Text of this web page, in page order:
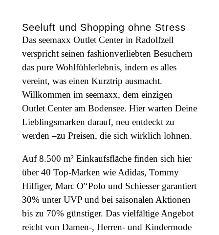
Seeluft und Shopping ohne Stress
Das seemaxx Outlet Center in Radolfzell
verspricht seinen fashionverliebten Besuchern
das pure Wohlfühlerlebnis, indem es alles
vereint, was einen Kurztrip ausmacht.
Willkommen im seemaxx, dem einzigen
Outlet Center am Bodensee. Hier warten Deine
Lieblingsmarken darauf, neu entdeckt zu
werden –zu Preisen, die sich wirklich lohnen.
Auf 8.500 m² Einkaufsfläche finden sich hier
über 40 Top-Marken wie Adidas, Tommy
Hilfiger, Marc O'‘Polo und Schiesser garantiert
30% unter UVP und bei saisonalen Aktionen
bis zu 70% günstiger. Das vielfältige Angebot
reicht von Damen-, Herren- und Kindermode